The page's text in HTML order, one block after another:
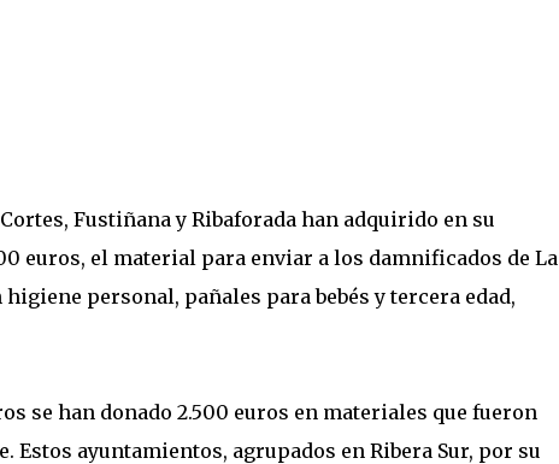
Fustiñana y Ribaforada han adquirido en su
euros, el material para enviar a los damnificados de La
personal, pañales para bebés y tercera edad,
se han donado 2.500 euros en materiales que fueron
Estos ayuntamientos, agrupados en Ribera Sur, por su